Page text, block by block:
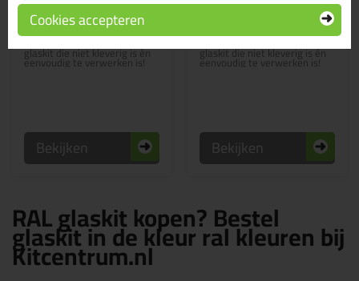
Seal-It 326 Glazing
290ml
glaskit die niet kleverig is én
eenvoudig te verwerken is!
Bekijken
600ml
glaskit die niet kleverig is én
eenvoudig te verwerken is!
Bekijken
RAL glaskit kopen? Bestel
glaskit in de kleur ral kleuren bij
Kitcentrum.nl
Cookies accepteren